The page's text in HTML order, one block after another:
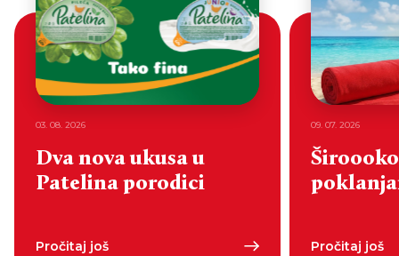
03. 08. 2026
Dva nova ukusa u
Patelina porodici
Pročitaj još
09. 07. 2026
Pročitaj još